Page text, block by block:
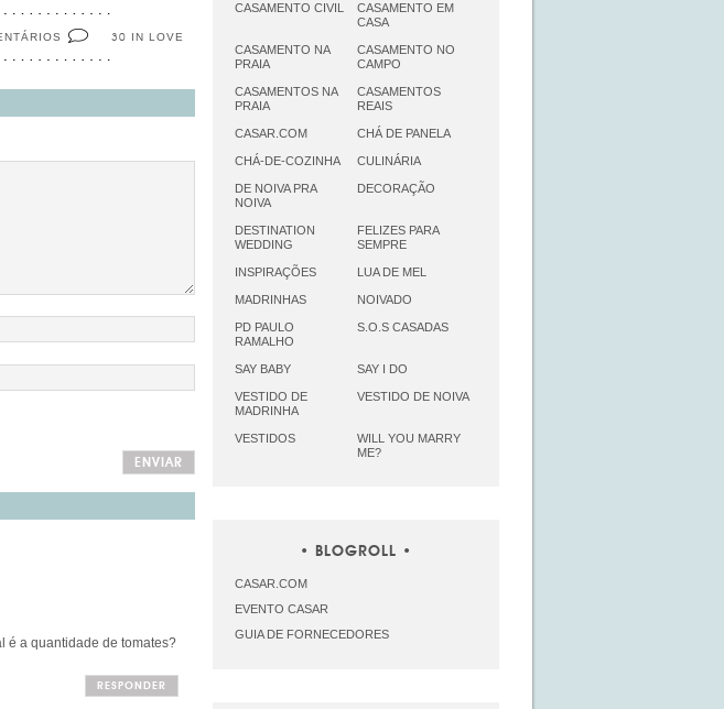
30 IN LOVE
é a quantidade de tomates?
RESPONDER
CASAMENTO CIVIL
CASAMENTO EM
CASA
CASAMENTO NA
PRAIA
CASAMENTO NO
CAMPO
CASAMENTOS NA
PRAIA
CASAMENTOS
REAIS
CASAR.COM CHÁ DE PANELA
CHÁ-DE-COZINHA CULINÁRIA
DE NOIVA PRA
NOIVA
DECORAÇÃO
DESTINATION
WEDDING
FELIZES PARA
SEMPRE
INSPIRAÇÕES LUA DE MEL
MADRINHAS NOIVADO
PD PAULO
RAMALHO
S.O.S CASADAS
SAY BABY SAY I DO
VESTIDO DE
MADRINHA
VESTIDO DE NOIVA
VESTIDOS
WILL YOU MARRY
ME?
BLOGROLL
CASAR.COM
EVENTO CASAR
GUIA DE FORNECEDORES